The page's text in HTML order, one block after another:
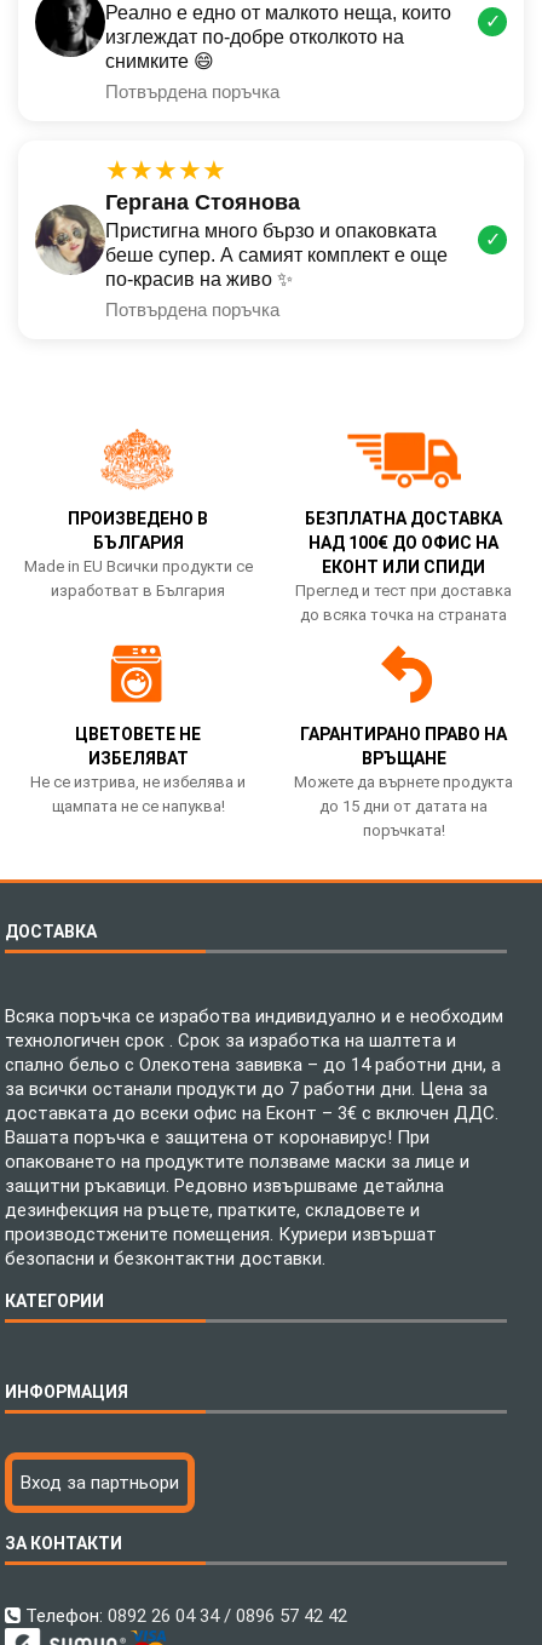
Реално е едно от малкото неща, които
изглеждат по-добре отколкото на
снимките 😄
Потвърдена поръчка
✓
★★★★★
Гергана Стоянова
Пристигна много бързо и опаковката
беше супер. А самият комплект е още
по-красив на живо ✨
Потвърдена поръчка
✓
ПРОИЗВЕДЕНО В
БЪЛГАРИЯ
Made in EU Всички продукти се
изработват в България
БЕЗПЛАТНА ДОСТАВКА
НАД 100€ ДО ОФИС НА
ЕКОНТ ИЛИ СПИДИ
Преглед и тест при доставка
до всяка точка на страната
ЦВЕТОВЕТЕ НЕ
ИЗБЕЛЯВАТ
Не се изтрива, не избелява и
щампата не се напуква!
ГАРАНТИРАНО ПРАВО НА
ВРЪЩАНЕ
Можете да върнете продукта
до 15 дни от датата на
поръчката!
ДОСТАВКА
Всяка поръчка се изработва индивидуално и е необходим
технологичен срок . Срок за изработка на шалтета и
спално бельо с Олекотена завивка – до 14 работни дни, а
за всички останали продукти до 7 работни дни. Цена за
доставката до всеки офис на Еконт – 3€ с включен ДДС.
Вашата поръчка е защитена от коронавирус! При
опаковането на продуктите ползваме маски за лице и
защитни ръкавици. Редовно извършваме детайлна
дезинфекция на ръцете, пратките, складовете и
производстжените помещения. Куриери извършат
безопасни и безконтактни доставки.
КАТЕГОРИИ
Бебешки спални комплекти
Тениски с пълноцветен печат
Хавлиени кърпи
Пончо за водни спортове
Микрофибърни Велурени Кърпи
Детски пончота
ИНФОРМАЦИЯ
Технология на печатане
Файлове за печат
Как да поръчам?
С какво сме различни?
Вход за партньори
ЗА КОНТАКТИ
Телефон:0892 26 04 34 / 0896 57 42 42